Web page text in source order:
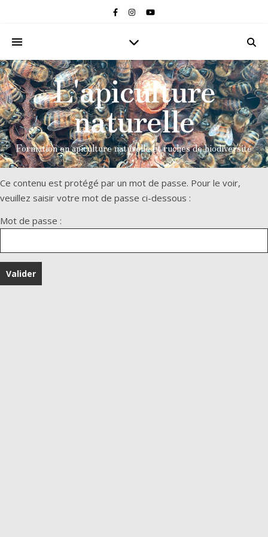
L'apiculture
naturelle
Formation en apiculture naturelle et ruches de biodiversité
Ce contenu est protégé par un mot de passe. Pour le voir,
veuillez saisir votre mot de passe ci-dessous :
Mot de passe :